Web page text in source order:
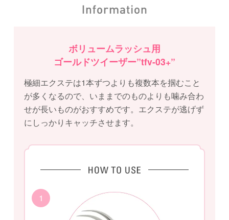
ボリュームラッシュ用
ゴールドツイーザー”tfv-03+”
極細エクステは1本ずつよりも複数本を掴むこと
が多くなるので、いままでのものよりも噛み合わ
せが長いものがおすすめです。エクステが逃げず
にしっかりキャッチさせます。
1